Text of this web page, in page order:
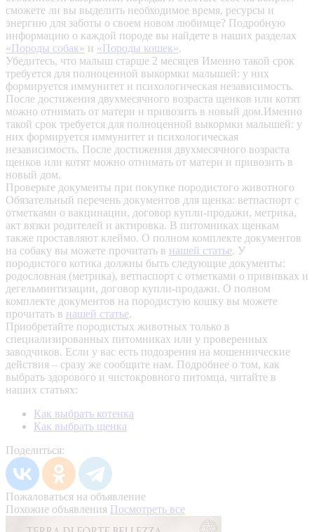
сможете ли вы выделить необходимое время, ресурсы и
энергию для заботы о своем новом любимце? Подробную
информацию о каждой породе вы найдете в наших разделах
«Породы собак» и «Породы кошек».
Убедитесь, что малыш старше 2 месяцев Именно такой срок
требуется для полноценной выкормки малышей: у них
формируется иммунитет и психологическая независимость.
После достижения двухмесячного возраста щенков или котят
можно отнимать от матери и привозить в новый дом.Именно
такой срок требуется для полноценной выкормки малышей: у
них формируется иммунитет и психологическая
независимость. После достижения двухмесячного возраста
щенков или котят можно отнимать от матери и привозить в
новый дом.
Проверьте документы при покупке породистого животного
Обязательный перечень документов для щенка: ветпаспорт с
отметками о вакцинации, договор купли-продажи, метрика,
акт вязки родителей и актировка. В питомниках щенкам
также проставляют клеймо. О полном комплекте документов
на собаку вы можете прочитать в нашей статье. У
породистого котика должны быть следующие документы:
родословная (метрика), ветпаспорт с отметками о прививках и
дегельминтизации, договор купли-продажи. О полном
комплекте документов на породистую кошку вы можете
прочитать в нашей статье.
Приобретайте породистых животных только в
специализированных питомниках или у проверенных
заводчиков. Если у вас есть подозрения на мошеннические
действия – сразу же сообщите нам. Подробнее о том, как
выбрать здорового и чистокровного питомца, читайте в
наших статьях:
Как выбрать котенка
Как выбрать щенка
Поделиться:
Пожаловаться на объявление
Похожие объявления Посмотреть все